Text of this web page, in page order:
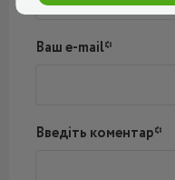
Ваш e-mail*
Введіть коментар*